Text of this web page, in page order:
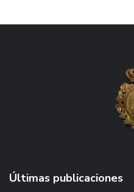
Últimas publicaciones